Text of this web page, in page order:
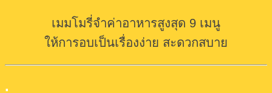
เมมโมรี่จำค่าอาหารสูงสุด 9 เมนู
ให้การอบเป็นเรื่องง่าย สะดวกสบาย
.